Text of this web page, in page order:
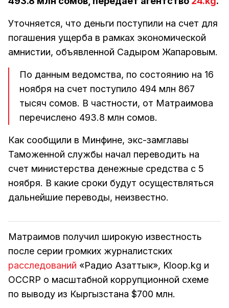
Уточняется, что деньги поступили на счет для
погашения ущерба в рамках экономической
амнистии, объявленной Садыром Жапаровым.
По данным ведомства, по состоянию на 16
ноября на счет поступило 494 млн 867
тысяч сомов. В частности, от Матраимова
перечислено 493.8 млн сомов.
Как сообщили в Минфине, экс-замглавы
Таможенной службы начал переводить на
счет министерства денежные средства с 5
ноября. В какие сроки будут осуществляться
дальнейшие переводы, неизвестно.
Матраимов получил широкую известность
после серии громких журналистских
расследований «Радио Азаттык», Kloop.kg и
OCCRP о масштабной коррупционной схеме
по выводу из Кыргызстана $700 млн.